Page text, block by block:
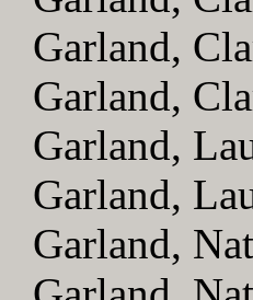
Garland,
Garland,
Garland,
Garland,
Garland,